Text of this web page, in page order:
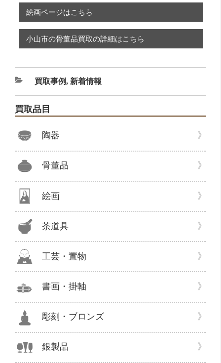
絵画ページはこちら
小山市の骨董品買取の詳細はこちら
カ
テ
ゴ
買取事例, 新着情報
買取品目
陶器
骨董品
絵画
茶道具
工芸・置物
書画・掛軸
彫刻・ブロンズ
銀製品